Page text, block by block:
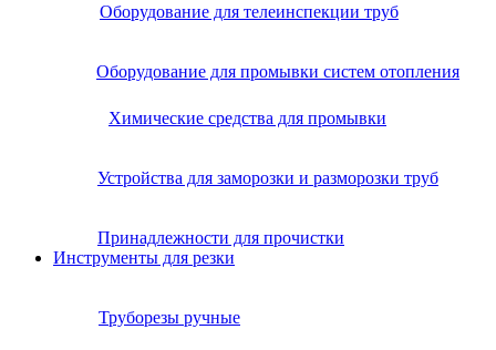
Оборудование для телеинспекции труб
Оборудование для промывки систем отопления
Химические средства для промывки
Устройства для заморозки и разморозки труб
Принадлежности для прочистки
Инструменты для резки
Труборезы ручные